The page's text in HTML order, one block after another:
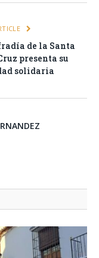
de la Santa
presenta su
solidaria